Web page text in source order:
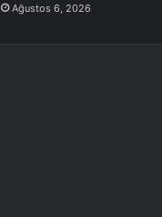
Ağustos 6, 2026